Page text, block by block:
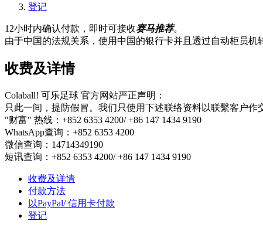
登记
12小时内确认付款，即时可接收赛马推荐。
由于中国的法规关系，使用中国的银行卡并且透过自动柜员
收费及详情
Colaball! 可乐足球 官方网站严正声明：
只此一间，提防假冒。我们只使用下述联络资料以联繫客户作
"财富" 热线：+852 6353 4200/ +86 147 1434 9190
WhatsApp查询：+852 6353 4200
微信查询：14714349190
短讯查询：+852 6353 4200/ +86 147 1434 9190
收费及详情
付款方法
以PayPal/ 信用卡付款
登记